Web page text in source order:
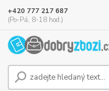
+420 777 217 687
(Po-Pá, 8-18 hod.)